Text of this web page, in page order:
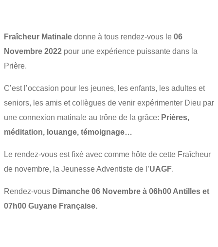
Fraîcheur Matinale donne à tous rendez-vous le 06
Novembre 2022 pour une expérience puissante dans la
Prière.
C’est l’occasion pour les jeunes, les enfants, les adultes et
seniors, les amis et collègues de venir expérimenter Dieu par
une connexion matinale au trône de la grâce: Prières,
méditation, louange, témoignage…
Le rendez-vous est fixé avec comme hôte de cette Fraîcheur
de novembre, la Jeunesse Adventiste de l’UAGF.
Rendez-vous Dimanche 06 Novembre à 06h00 Antilles et
07h00 Guyane Française.